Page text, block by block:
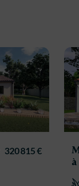
320 815 €